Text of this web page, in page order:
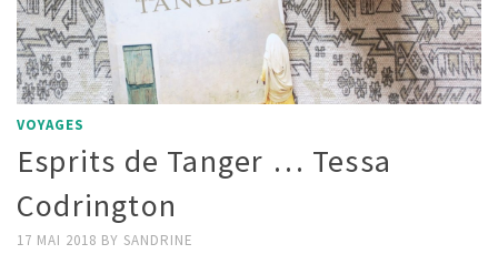
VOYAGES
Esprits de Tanger … Tessa
Codrington
17 MAI 2018 BY SANDRINE